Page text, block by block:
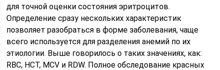
для точной оценки состояния эритроцитов.
Определение сразу нескольких характеристик
позволяет разобраться в форме заболевания, чаще
всего используется для разделения анемий по их
этиологии. Выше говорилось о таких значениях, как:
RBC, HCT, MCV и RDW. Полное обследование красных